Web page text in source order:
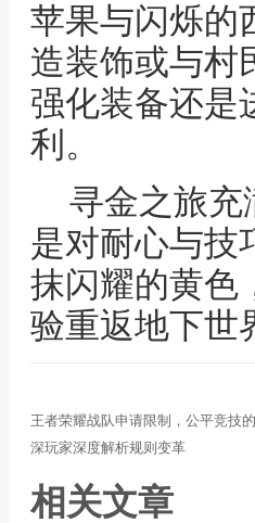
苹果与闪烁的
造装饰或与村
强化装备还是
利。
寻金之旅充
是对耐心与技
抹闪耀的黄色
验重返地下世
王者荣耀战队申请限制，公平竞技
深玩家深度解析规则变革
相关文章